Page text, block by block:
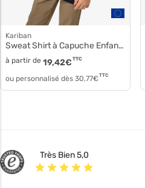
Kariban
Sweat Shirt à Capuche Enfant Sweat à capuche enfant k4039
à partir de 19,42€ TTC
ou personnalisé dès 30,77€ TTC
Très Bien 5,0